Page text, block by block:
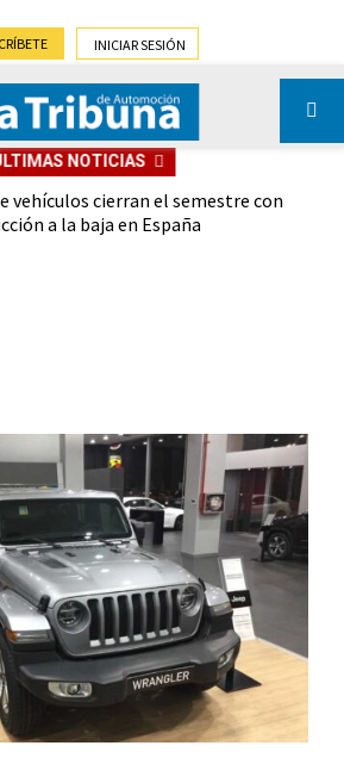
INICIAR SESIÓN
NOTICIAS
vehículos cierran el semestre con
a la baja en España